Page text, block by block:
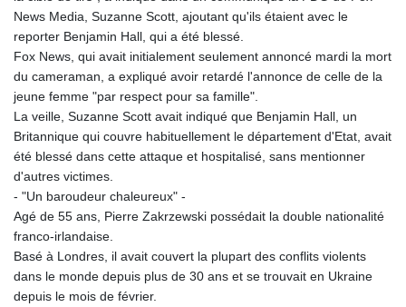
News Media, Suzanne Scott, ajoutant qu'ils étaient avec le
reporter Benjamin Hall, qui a été blessé.
Fox News, qui avait initialement seulement annoncé mardi la mort
du cameraman, a expliqué avoir retardé l'annonce de celle de la
jeune femme "par respect pour sa famille".
La veille, Suzanne Scott avait indiqué que Benjamin Hall, un
Britannique qui couvre habituellement le département d'Etat, avait
été blessé dans cette attaque et hospitalisé, sans mentionner
d'autres victimes.
- "Un baroudeur chaleureux" -
Agé de 55 ans, Pierre Zakrzewski possédait la double nationalité
franco-irlandaise.
Basé à Londres, il avait couvert la plupart des conflits violents
dans le monde depuis plus de 30 ans et se trouvait en Ukraine
depuis le mois de février.